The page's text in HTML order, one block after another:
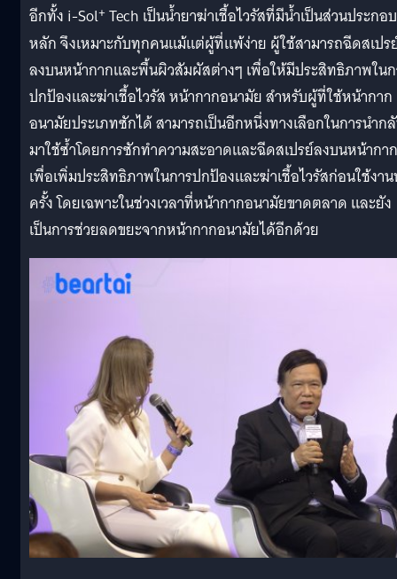
อีกทั้ง i-Sol+Tech เป็นน้ำยาฆ่าเชื้อไวรัสที่มีน้ำเป็นส่วนประกอบ
หลัก จึงเหมาะกับทุกคนแม้แต่ผู้ที่แพ้ง่าย ผู้ใช้สามารถฉีดสเปร
ลงบนหน้ากากและพื้นผิวสัมผัสต่างๆ เพื่อให้มีประสิทธิภาพใน
ปกป้องและฆ่าเชื้อไวรัส หน้ากากอนามัย สำหรับผู้ที่ใช้หน้ากาก
อนามัยประเภทซักได้ สามารถเป็นอีกหนึ่งทางเลือกในการนำก
มาใช้ซ้ำโดยการซักทำความสะอาดและฉีดสเปรย์ลงบนหน้ากาก
เพื่อเพิ่มประสิทธิภาพในการปกป้องและฆ่าเชื้อไวรัสก่อนใช้งา
ครั้ง โดยเฉพาะในช่วงเวลาที่หน้ากากอนามัยขาดตลาด และยัง
เป็นการช่วยลดขยะจากหน้ากากอนามัยได้อีกด้วย